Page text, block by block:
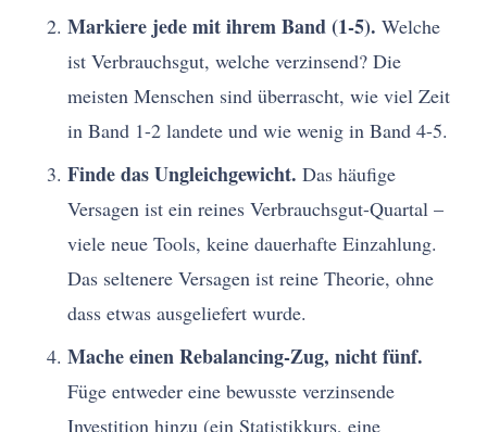
Markiere jede mit ihrem Band (1-5). Welche
ist Verbrauchsgut, welche verzinsend? Die
meisten Menschen sind überrascht, wie viel Zeit
in Band 1-2 landete und wie wenig in Band 4-5.
Finde das Ungleichgewicht. Das häufige
Versagen ist ein reines Verbrauchsgut-Quartal –
viele neue Tools, keine dauerhafte Einzahlung.
Das seltenere Versagen ist reine Theorie, ohne
dass etwas ausgeliefert wurde.
Mache einen Rebalancing-Zug, nicht fünf.
Füge entweder eine bewusste verzinsende
Investition hinzu (ein Statistikkurs, eine